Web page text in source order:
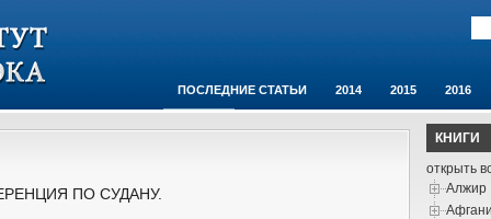
ПОСЛЕДНИЕ СТАТЬИ 2014 2015 2016
КОНТАКТЫ
ПО СУДАНУ.
КНИГИ
открыть
Алжир